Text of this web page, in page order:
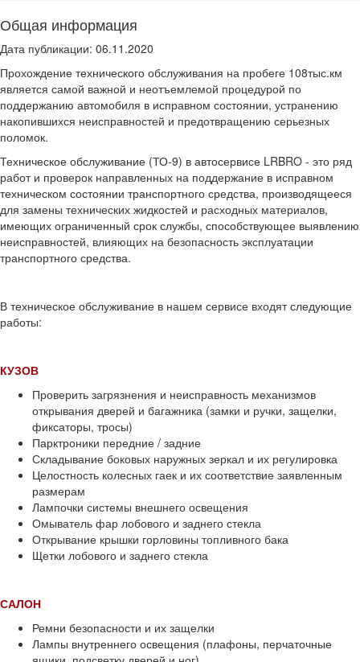
Общая информация
Дата публикации: 06.11.2020
Прохождение технического обслуживания на пробеге 108тыс.км
является самой важной и неотъемлемой процедурой по
поддержанию автомобиля в исправном состоянии, устранению
накопившихся неисправностей и предотвращению серьезных
поломок.
Техническое обслуживание (ТО-9) в автосервисе LRBRO - это ряд
работ и проверок направленных на поддержание в исправном
техническом состоянии транспортного средства, производящееся
для замены технических жидкостей и расходных материалов,
имеющих ограниченный срок службы, способствующее выявлению
неисправностей, влияющих на безопасность эксплуатации
транспортного средства.
В техническое обслуживание в нашем сервисе входят следующие
работы:
КУЗОВ
Проверить загрязнения и неисправность механизмов
открывания дверей и багажника (замки и ручки, защелки,
фиксаторы, тросы)
Парктроники передние / задние
Складывание боковых наружных зеркал и их регулировка
Целостность колесных гаек и их соответствие заявленным
размерам
Лампочки системы внешнего освещения
Омыватель фар лобового и заднего стекла
Открывание крышки горловины топливного бака
Щетки лобового и заднего стекла
САЛОН
Ремни безопасности и их защелки
Лампы внутреннего освещения (плафоны, перчаточные